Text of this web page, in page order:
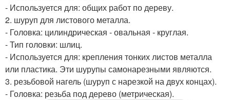
- Используется для: общих работ по дереву.
2. шуруп для листового металла.
- Головка: цилиндрическая - овальная - круглая.
- Тип головки: шлиц.
- Используется для: крепления тонких листов металла
или пластика. Эти шурупы самонарезными являются.
3. резьбовой нагель (шуруп с нарезкой на двух концах).
- Головка: резьба под дерево (метрическая).